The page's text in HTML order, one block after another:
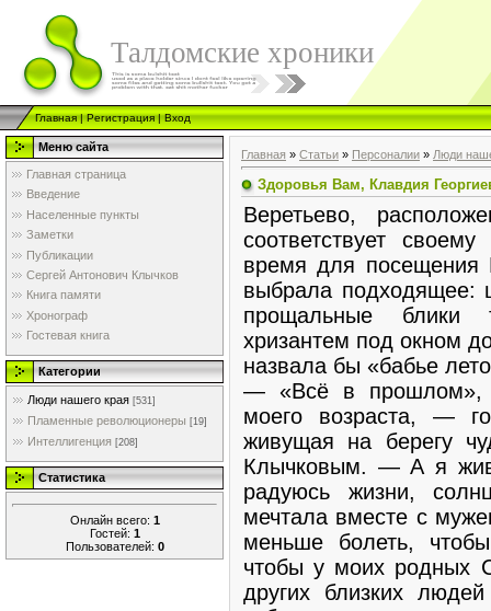
Талдомские хроники
Главная|Регистрация|Вход
Меню сайта
Главная страница
Введение
Населенные пункты
Заметки
Публикации
Сергей Антонович Клычков
Книга памяти
Хронограф
Гостевая книга
Категории
Люди нашего края [531]
Пламенные революционеры [19]
Интеллигенция [208]
Статистика
Онлайн всего: 1
Гостей: 1
Пользователей: 0
Главная » Статьи » Персоналии » Люди
Здоровья Вам, Клавдия
Веретьево,
соответствует
время для посещения
выбрала подходящее:
прощальные блики
хризантем под окном
назвала бы «бабье
— «Всё в прошлом»,
моего возраста, —
живущая на берегу
Клычковым. — А я
радуюсь жизни,
мечтала вместе с
меньше болеть,
чтобы у моих родных
других близких